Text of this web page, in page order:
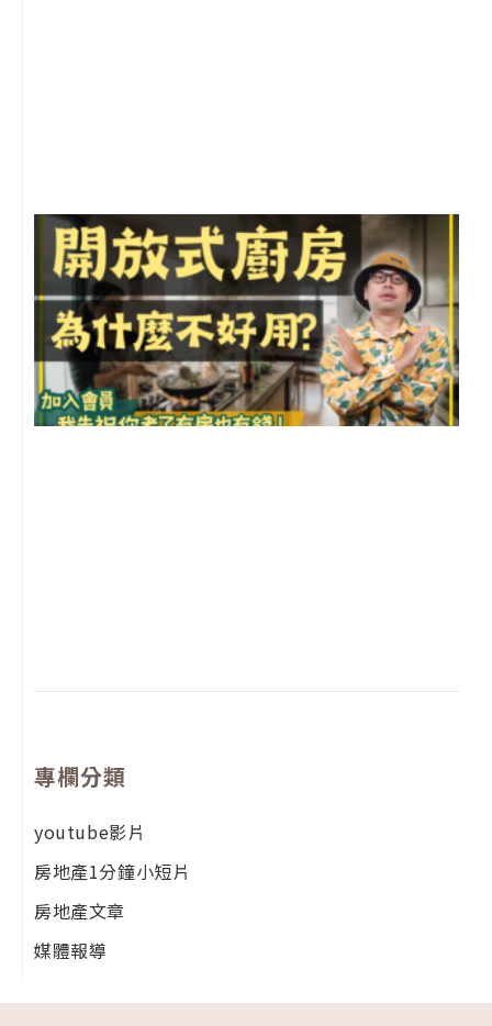
專欄分類
youtube影片
房地產1分鐘小短片
房地產文章
媒體報導